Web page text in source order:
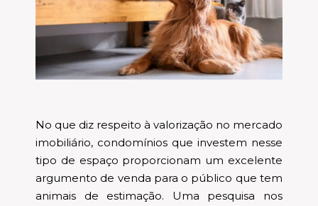
No que diz respeito à valorização no mercado
imobiliário, condomínios que investem nesse
tipo de espaço proporcionam um excelente
argumento de venda para o público que tem
animais de estimação. Uma pesquisa nos